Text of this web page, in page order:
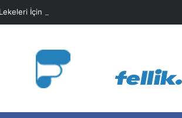
İçin Pratik Maske Önerileri